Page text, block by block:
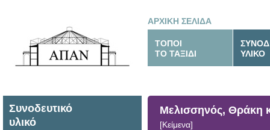
ΑΡΧΙΚΗ ΣΕΛΙΔΑ
ΤΟΠΟΙ
ΤΟ ΤΑΞΙΔΙ
ΥΛΙΚΟ
Συνοδευτικό
υλικό
Μελισσηνός, Θράκη
[Κείμενα]